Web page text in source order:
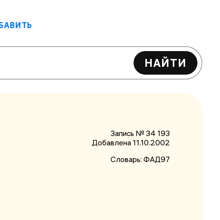
НАЙТИ
Запись № 34 193
Добавлена 11.10.2002
Словарь: ФАД97